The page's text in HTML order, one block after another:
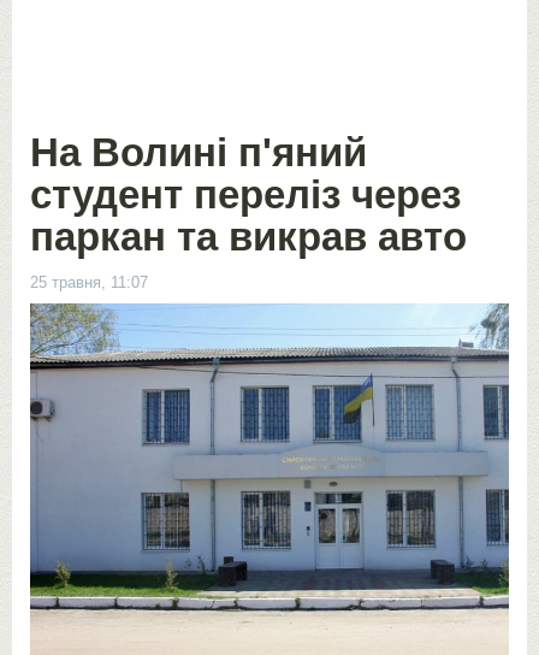
На Волині п'яний
студент переліз через
паркан та викрав авто
25 травня, 11:07